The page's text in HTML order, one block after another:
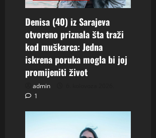
Denisa (40) iz Sarajeva
otvoreno priznala šta traži
kod muškarca: Jedna
iskrena poruka mogla bi joj
promijeniti život
admin
1